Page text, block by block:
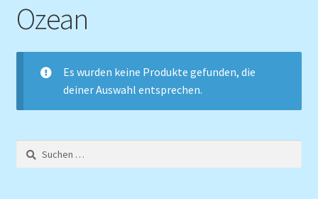
Ozean
Es wurden keine Produkte gefunden, die
deiner Auswahl entsprechen.
Suchen
nach: